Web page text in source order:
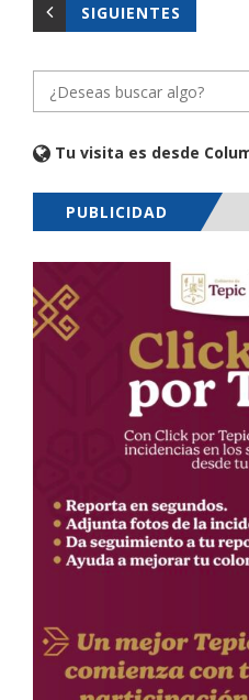
SIGUIENTES
Tu visita es desde
PUBLICIDAD